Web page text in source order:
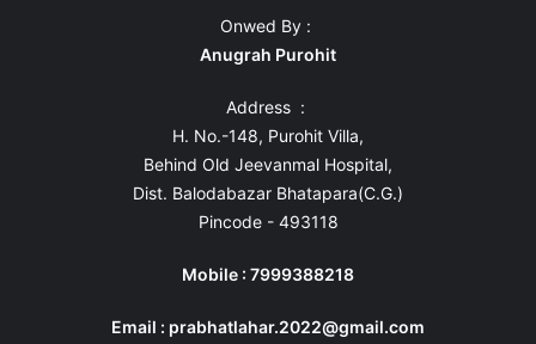
Onwed By :
Anugrah Purohit
Address :
H. No.-148, Purohit Villa,
Behind Old Jeevanmal Hospital,
Dist. Balodabazar Bhatapara(C.G.)
Pincode - 493118
Mobile : 7999388218
Email : prabhatlahar.2022@gmail.com